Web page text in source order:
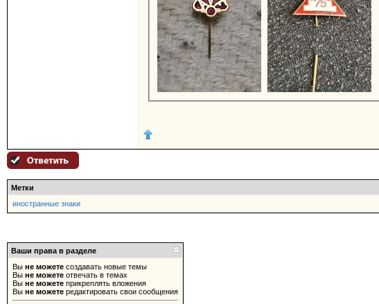
Метки
иностранные знаки
Ваши права в разделе
Вы не можете создавать новые темы
Вы не можете отвечать в темах
Вы не можете прикреплять вложения
Вы не можете редактировать свои сообщения